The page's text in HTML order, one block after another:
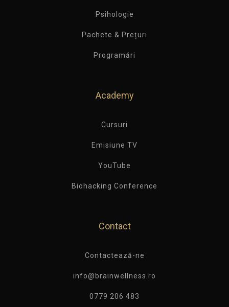
Psihologie
Pachete & Prețuri
Programări
Academy
Cursuri
Emisiune TV
YouTube
Biohacking Conference
Contact
Contactează-ne
info@brainwellness.ro
0779 206 483